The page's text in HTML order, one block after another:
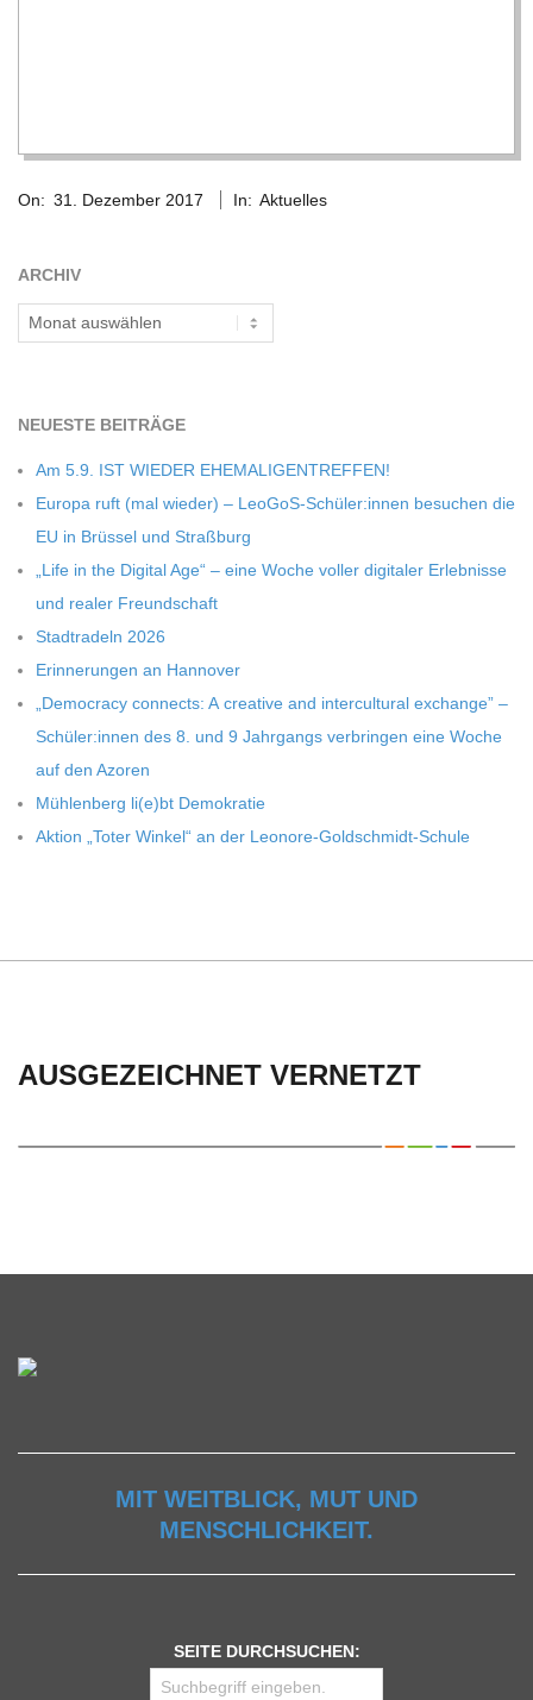
C
H
M
I
T
-
S
C
H
U
L
12-
On: 31. Dezember 2017 In: Aktuelles
ARCHIV
Archiv
NEU­ESTE BEITRÄGE
Am 5.9. IST WIEDER EHEMALIGENTREFFEN!
Europa ruft (mal wie­der) – LeoGoS-Schüler:innen besu­chen die
EU in Brüs­sel und Straßburg
„Life in the Digi­tal Age“ – eine Woche vol­ler digi­ta­ler Erleb­nisse
und rea­ler Freundschaft
Stadt­ra­deln 2026
Erin­ne­run­gen an Hannover
„Demo­cracy con­nects: A crea­tive and inter­cul­tu­ral exch­ange” –
Schüler:innen des 8. und 9 Jahr­gangs ver­brin­gen eine Woche
auf den Azoren
Müh­len­berg li(e)bt Demokratie
Aktion „Toter Win­kel“ an der Leonore-Goldschmidt-Schule
AUSGEZEICHNET VERNETZT
MIT WEITBLICK, MUT UND
MENSCHLICHKEIT.
SEITE DURCHSUCHEN: